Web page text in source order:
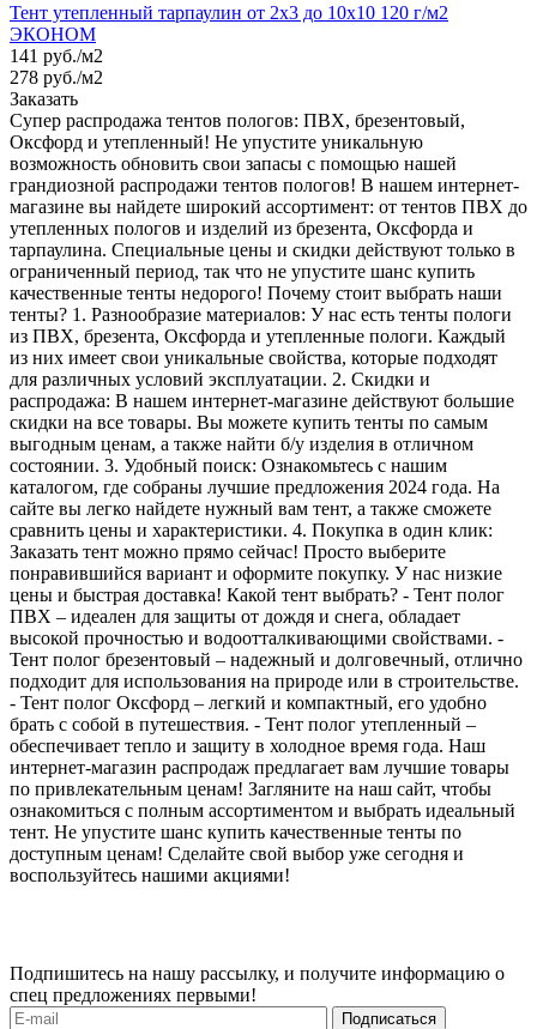
Тент утепленный тарпаулин от 2х3 до 10х10 120 г/м2
ЭКОНОМ
141 руб./м2
278 руб./м2
Заказать
Супер распродажа тентов пологов: ПВХ, брезентовый,
Оксфорд и утепленный! Не упустите уникальную
возможность обновить свои запасы с помощью нашей
грандиозной распродажи тентов пологов! В нашем интернет-
магазине вы найдете широкий ассортимент: от тентов ПВХ до
утепленных пологов и изделий из брезента, Оксфорда и
тарпаулина. Специальные цены и скидки действуют только в
ограниченный период, так что не упустите шанс купить
качественные тенты недорого! Почему стоит выбрать наши
тенты? 1. Разнообразие материалов: У нас есть тенты пологи
из ПВХ, брезента, Оксфорда и утепленные пологи. Каждый
из них имеет свои уникальные свойства, которые подходят
для различных условий эксплуатации. 2. Скидки и
распродажа: В нашем интернет-магазине действуют большие
скидки на все товары. Вы можете купить тенты по самым
выгодным ценам, а также найти б/у изделия в отличном
состоянии. 3. Удобный поиск: Ознакомьтесь с нашим
каталогом, где собраны лучшие предложения 2024 года. На
сайте вы легко найдете нужный вам тент, а также сможете
сравнить цены и характеристики. 4. Покупка в один клик:
Заказать тент можно прямо сейчас! Просто выберите
понравившийся вариант и оформите покупку. У нас низкие
цены и быстрая доставка! Какой тент выбрать? - Тент полог
ПВХ – идеален для защиты от дождя и снега, обладает
высокой прочностью и водоотталкивающими свойствами. -
Тент полог брезентовый – надежный и долговечный, отлично
подходит для использования на природе или в строительстве.
- Тент полог Оксфорд – легкий и компактный, его удобно
брать с собой в путешествия. - Тент полог утепленный –
обеспечивает тепло и защиту в холодное время года. Наш
интернет-магазин распродаж предлагает вам лучшие товары
по привлекательным ценам! Загляните на наш сайт, чтобы
ознакомиться с полным ассортиментом и выбрать идеальный
тент. Не упустите шанс купить качественные тенты по
доступным ценам! Сделайте свой выбор уже сегодня и
воспользуйтесь нашими акциями!
Подпишитесь на нашу рассылку, и получите информацию о
спец предложениях первыми!